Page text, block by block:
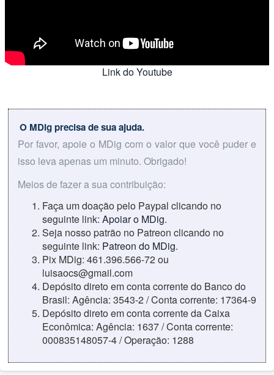
Link do Youtube
O MDig precisa de sua ajuda.
Por favor, apoie o MDig com o valor que você puder e
isso leva apenas um minuto. Obrigado!
Meios de fazer a sua contribuição:
Faça um doação pelo Paypal clicando no
seguinte link: Apoiar o MDig.
Seja nosso patrão no Patreon clicando no
seguinte link: Patreon do MDig.
Pix MDig: 461.396.566-72 ou
luisaocs@gmail.com
Depósito direto em conta corrente do Banco do
Brasil: Agência: 3543-2 / Conta corrente: 17364-9
Depósito direto em conta corrente da Caixa
Econômica: Agência: 1637 / Conta corrente:
000835148057-4 / Operação: 1288